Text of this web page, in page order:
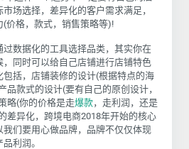
场选择，差异化的客户需求满足，
价格，款式，销售策略等)!
数据化的工具选择品类，其实你在
，同时可以给自己店铺进行店铺特色
括，店铺装修的设计(根据特点的海
品款式的设计(要有自己的原创设计，
略(你的价格是走爆款，走利润，还是
差异化，跨境电商2018年开始的核心
我们要用心做品牌，品牌不仅仅体现
利润。